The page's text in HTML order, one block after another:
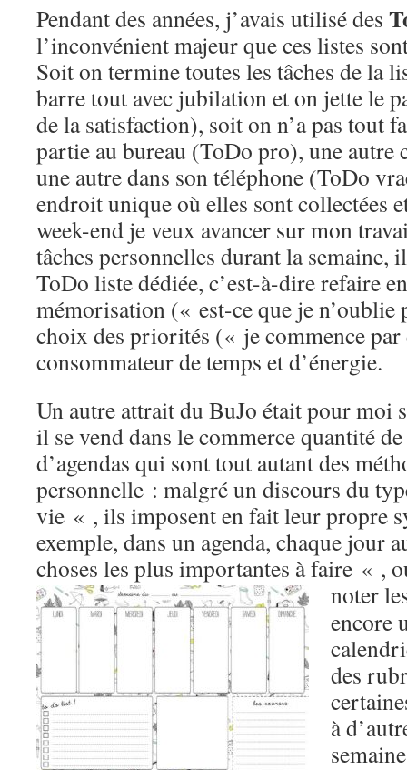
Pendant des années, j’avais utilisé des
l’inconvénient majeur que ces listes
Soit on termine toutes les tâches de la
barre tout avec jubilation et on jette le
de la satisfaction), soit on n’a pas tout
partie au bureau (ToDo pro), une autre
une autre dans son téléphone (ToDo
endroit unique où elles sont collectées
week-end je veux avancer sur mon
tâches personnelles durant la semaine,
ToDo liste dédiée, c’est-à-dire refaire
mémorisation (« est-ce que je n’oublie
choix des priorités (« je commence
consommateur de temps et d’énergie.
Un autre attrait du BuJo était pour moi
il se vend dans le commerce quantité
d’agendas qui sont tout autant des
personnelle : malgré un discours du
vie « , ils imposent en fait leur propre
exemple, dans un agenda, chaque jour
choses les plus importantes à faire « ,
noter le
encore
des
à